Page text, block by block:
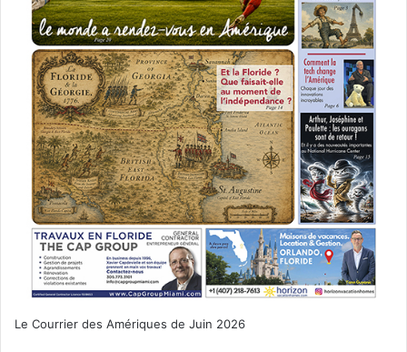
Le Courrier des Amériques de Juin 2026